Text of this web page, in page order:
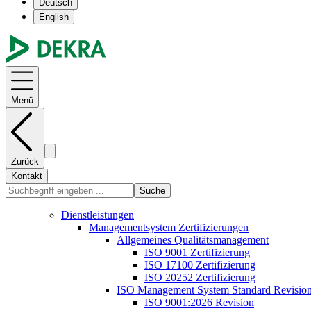
Deutsch
English
Menü
Zurück
Kontakt
Suche
Dienstleistungen
Managementsystem Zertifizierungen
Allgemeines Qualitätsmanagement
ISO 9001 Zertifizierung
ISO 17100 Zertifizierung
ISO 20252 Zertifizierung
ISO Management System Standard
ISO 9001:2026 Revision